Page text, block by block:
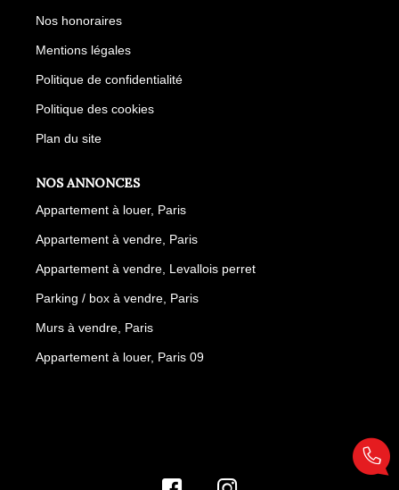
Nos honoraires
Mentions légales
Politique de confidentialité
Politique des cookies
Plan du site
NOS ANNONCES
Appartement à louer, Paris
Appartement à vendre, Paris
Appartement à vendre, Levallois perret
Parking / box à vendre, Paris
Murs à vendre, Paris
Appartement à louer, Paris 09